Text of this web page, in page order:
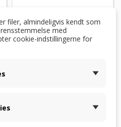
INDEN FOR 2 UGER
EFTER BESTILLING
filer, almindeligvis kendt som
med
cookie-indstillingerne for